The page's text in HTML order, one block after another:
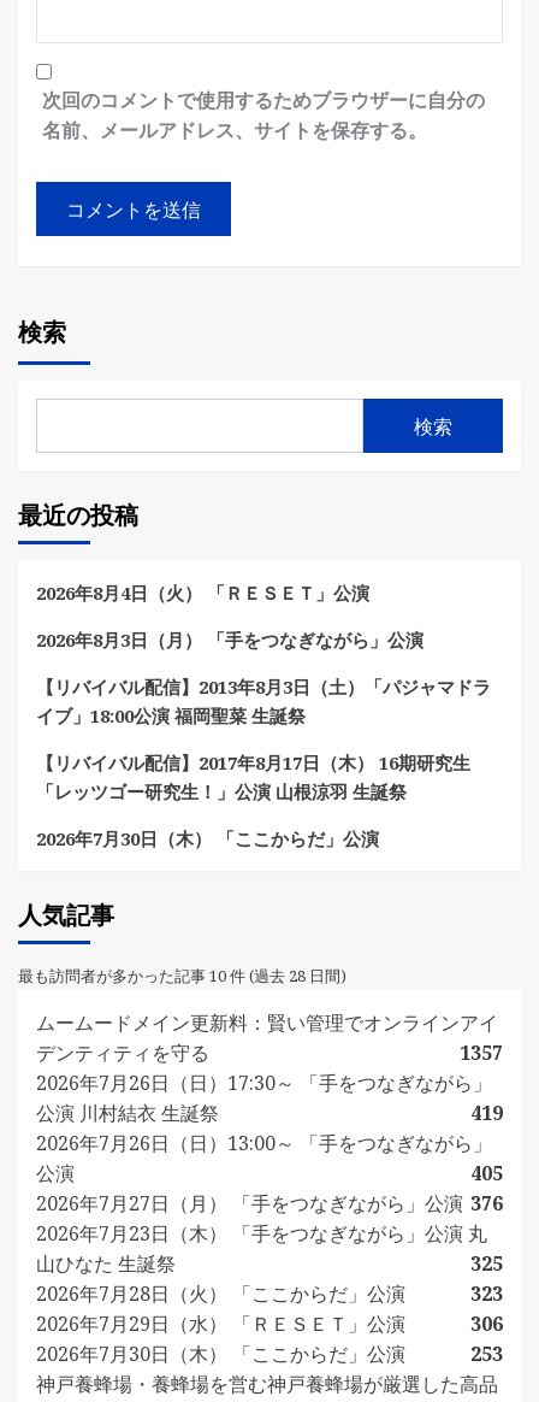
次回のコメントで使用するためブラウザーに自分の
名前、メールアドレス、サイトを保存する。
検索
検索
最近の投稿
2026年8月4日（火） 「ＲＥＳＥＴ」公演
2026年8月3日（月） 「手をつなぎながら」公演
【リバイバル配信】2013年8月3日（土）「パジャマドラ
イブ」18:00公演 福岡聖菜 生誕祭
【リバイバル配信】2017年8月17日（木） 16期研究生
「レッツゴー研究生！」公演 山根涼羽 生誕祭
2026年7月30日（木） 「ここからだ」公演
人気記事
最も訪問者が多かった記事 10 件 (過去 28 日間)
ムームードメイン更新料：賢い管理でオンラインアイ
デンティティを守る
1357
2026年7月26日（日）17:30～ 「手をつなぎながら」
公演 川村結衣 生誕祭
419
2026年7月26日（日）13:00～ 「手をつなぎながら」
公演
405
2026年7月27日（月） 「手をつなぎながら」公演 376
2026年7月23日（木） 「手をつなぎながら」公演 丸
山ひなた 生誕祭
325
2026年7月28日（火） 「ここからだ」公演
323
2026年7月29日（水） 「ＲＥＳＥＴ」公演
306
2026年7月30日（木） 「ここからだ」公演
253
神戸養蜂場・養蜂場を営む神戸養蜂場が厳選した高品